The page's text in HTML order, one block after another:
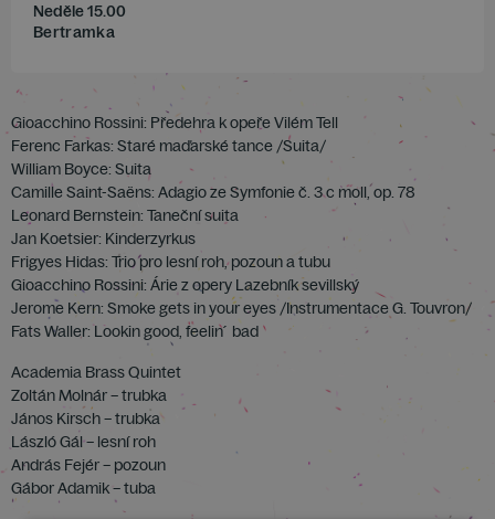
Neděle 15.00
Bertramka
Gioacchino Rossini: Předehra k opeře Vilém Tell
Ferenc Farkas: Staré maďarské tance /Suita/
William Boyce: Suita
Camille Saint-Saëns: Adagio ze Symfonie č. 3 c moll, op. 78
Leonard Bernstein: Taneční suita
Jan Koetsier: Kinderzyrkus
Frigyes Hidas: Trio pro lesní roh, pozoun a tubu
Gioacchino Rossini: Árie z opery Lazebník sevillský
Jerome Kern: Smoke gets in your eyes /Instrumentace G. Touvron/
Fats Waller: Lookin good, feelin´ bad
Academia Brass Quintet
Zoltán Molnár – trubka
János Kirsch – trubka
László Gál – lesní roh
András Fejér – pozoun
Gábor Adamik – tuba